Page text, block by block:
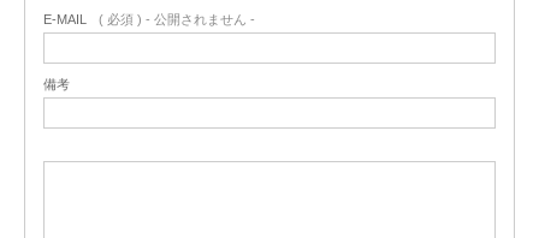
E-MAIL ( 必須 ) - 公開されません -
備考